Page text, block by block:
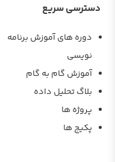
دسترسی سریع
دوره های آموزش برنامه
نویسی
آموزش گام به گام
بلاگ تحلیل داده
پروژه ها
پکیج ها